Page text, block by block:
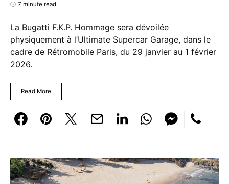
7 minute read
La Bugatti F.K.P. Hommage sera dévoilée
physiquement à l’Ultimate Supercar Garage, dans le
cadre de Rétromobile Paris, du 29 janvier au 1 février
2026.
Read More